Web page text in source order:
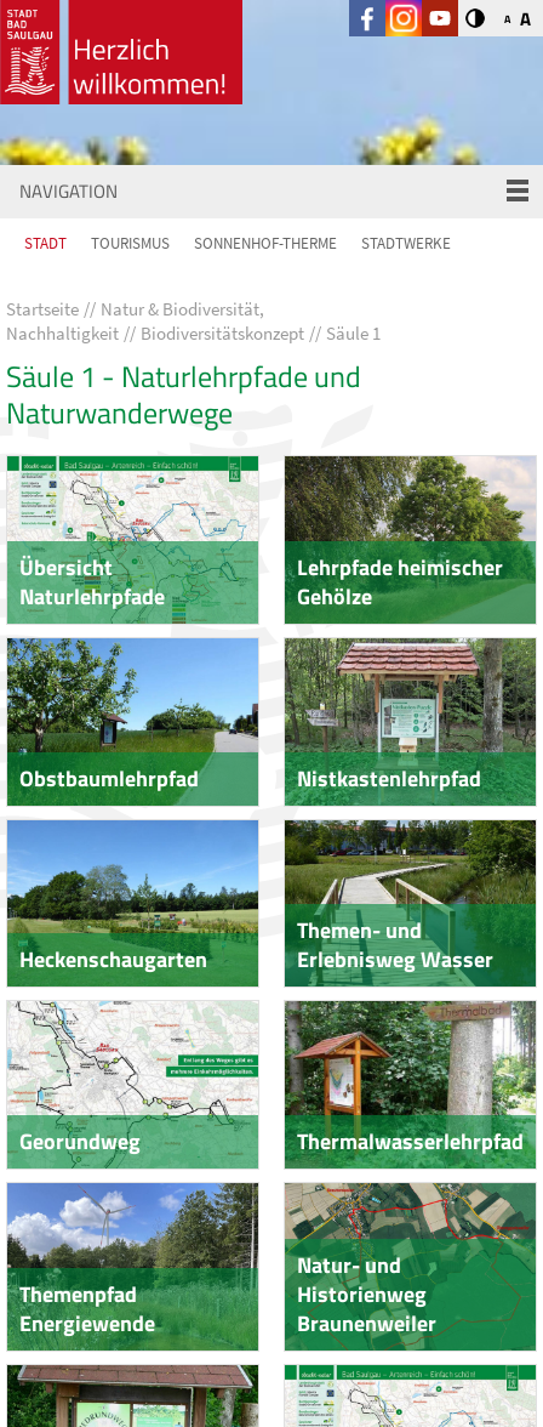
A A
NAVIGATION
STADT TOURISMUS SONNENHOF-THERME STADTWERKE
Startseite
Natur & Biodiversität,
Nachhaltigkeit
Biodiversitätskonzept Säule 1
Säule 1 - Naturlehrpfade und
Naturwanderwege
Übersicht
Naturlehrpfade
Lehrpfade heimischer
Gehölze
Obstbaumlehrpfad Nistkastenlehrpfad
Heckenschaugarten
Themen- und
Erlebnisweg Wasser
Georundweg Thermalwasserlehrpfad
Themenpfad
Energiewende
Natur- und
Historienweg
Braunenweiler